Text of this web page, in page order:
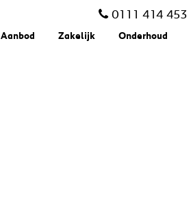
0111 414 453
Aanbod Zakelijk Onderhoud